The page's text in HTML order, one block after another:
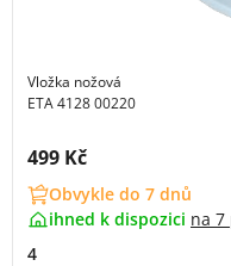
Vložka nožová
ETA 4128 00220
Cena s DPH:
499 Kč
Obvykle do 7 dnů
ihned k dispozici na 7
4